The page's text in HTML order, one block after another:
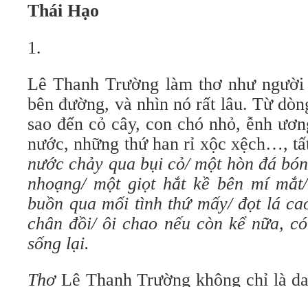
Thái Hạo
1.
Lê Thanh Trường làm thơ như
bên đường, và nhìn nó rất lâu. Từ
sao đến cỏ cây, con chó nhỏ, ễnh
nước, những thứ han rỉ xộc xệch…,
nước chảy qua bụi cỏ/ một hòn đá
nhoạng/ một giọt hắt kề bên mí
buồn qua mối tình thứ mấy/ đọt lá
chân đồi/ ôi chao nếu còn kể nữa,
sống lại.
ThơLê Thanh Trường không chỉ là